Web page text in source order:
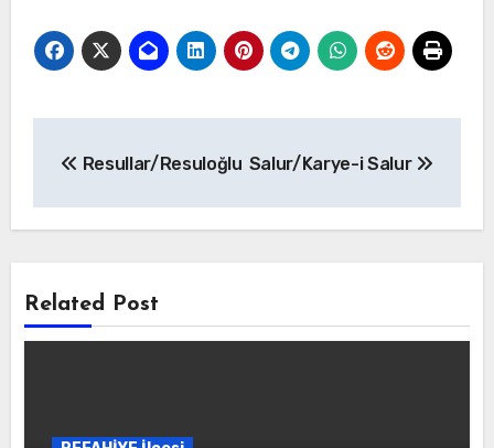
Resullar/Resuloğlu Salur/Karye-i Salur
Related Post